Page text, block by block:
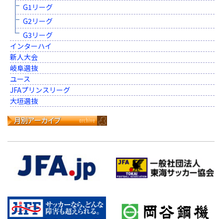
G1リーグ
G2リーグ
G3リーグ
インターハイ
新人大会
岐阜選抜
ユース
JFAプリンスリーグ
大垣選抜